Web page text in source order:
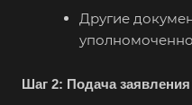
Другие
Шаг 2: Подача